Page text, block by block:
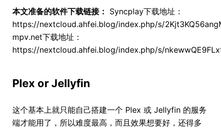
本文准备的软件下载链接： Syncplay下载地址：
https://nextcloud.ahfei.blog/index.php/s/
mpv.net下载地址：
https://nextcloud.ahfei.blog/index.php/s/
Plex or Jellyfin
这个基本上就只能自己搭建一个 Plex 或 Jellyfin 的服务
端才能用了，所以难度最高，而且效果想要好，还得多